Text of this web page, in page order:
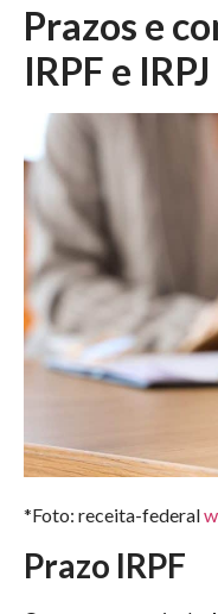
Prazos e
IRPF e IRPJ
*Foto: receita-federal
Prazo IRPF